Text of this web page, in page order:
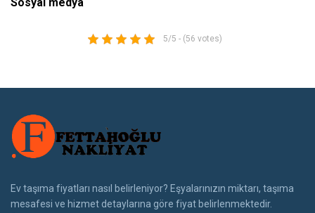
5/5 - (56 votes)
Ev taşıma fiyatları nasıl belirleniyor? Eşyalarınızın miktarı, taşıma
mesafesi ve hizmet detaylarına göre fiyat belirlenmektedir.